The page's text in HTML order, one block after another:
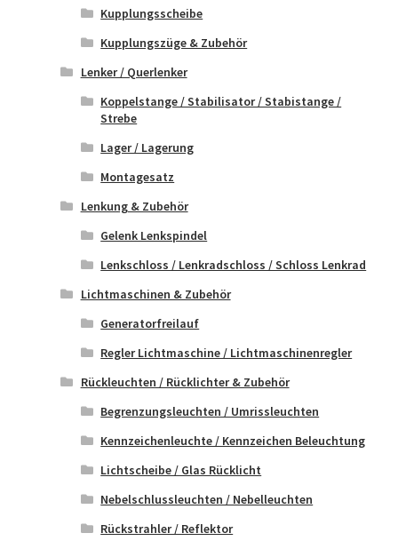
Kupplungsscheibe
Kupplungszüge & Zubehör
Lenker / Querlenker
Koppelstange / Stabilisator / Stabistange /
Strebe
Lager / Lagerung
Montagesatz
Lenkung & Zubehör
Gelenk Lenkspindel
Lenkschloss / Lenkradschloss / Schloss Lenkrad
Lichtmaschinen & Zubehör
Generatorfreilauf
Regler Lichtmaschine / Lichtmaschinenregler
Rückleuchten / Rücklichter & Zubehör
Begrenzungsleuchten / Umrissleuchten
Kennzeichenleuchte / Kennzeichen Beleuchtung
Lichtscheibe / Glas Rücklicht
Nebelschlussleuchten / Nebelleuchten
Rückstrahler / Reflektor